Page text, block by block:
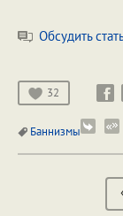
Обсудить
32
Баннизмы